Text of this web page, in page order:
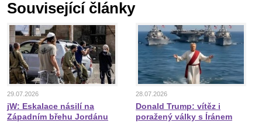
Související články
29.07.2026
jW: Eskalace násilí na
Západním břehu Jordánu
28.07.2026
Donald Trump: vítěz i
poražený války s Íránem